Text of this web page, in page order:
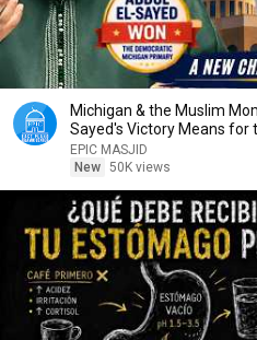
Michigan & the Muslim
Sayed's Victory Means for
EPIC MASJID
New 50K views